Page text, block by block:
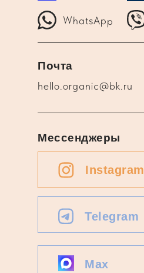
WhatsApp
hello.organic@bk.ru
Почта
Instagram
Telegram
Max
Мессенджеры